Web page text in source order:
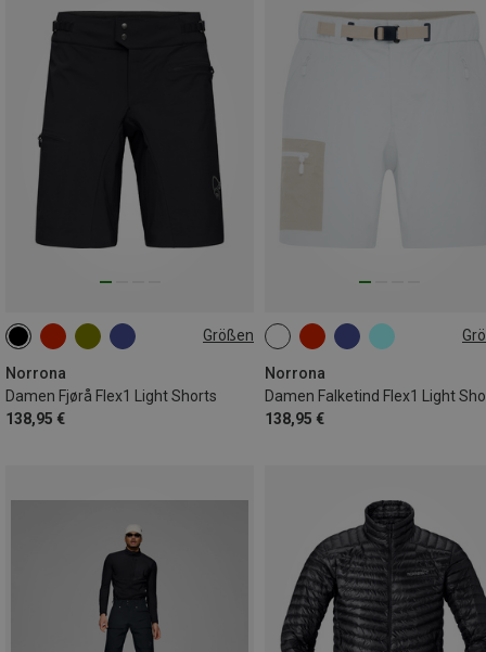
Größen
Norrona
Damen Fjørå Flex1 Light Shorts
138,95 €
XS S M
Norrona
Damen Falketind Flex1 Light
138,95 €
XS M